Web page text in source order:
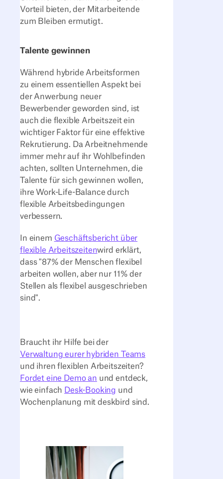
Vorteil bieten, der Mitarbeitende
zum Bleiben ermutigt.
Talente gewinnen
Während hybride Arbeitsformen
zu einem essentiellen Aspekt bei
der Anwerbung neuer
Bewerbender geworden sind, ist
auch die flexible Arbeitszeit ein
wichtiger Faktor für eine effektive
Rekrutierung. Da Arbeitnehmende
immer mehr auf ihr Wohlbefinden
achten, sollten Unternehmen, die
Talente für sich gewinnen wollen,
ihre Work-Life-Balance durch
flexible Arbeitsbedingungen
verbessern.
In einem Geschäftsbericht über
flexible Arbeitszeitenwird erklärt,
dass "87% der Menschen flexibel
arbeiten wollen, aber nur 11% der
Stellen als flexibel ausgeschrieben
sind".
Braucht ihr Hilfe bei der
Verwaltung eurer hybriden Teams
und ihren flexiblen Arbeitszeiten?
Fordet eine Demo an und entdeck,
wie einfach Desk-Booking und
Wochenplanung mit deskbird sind.